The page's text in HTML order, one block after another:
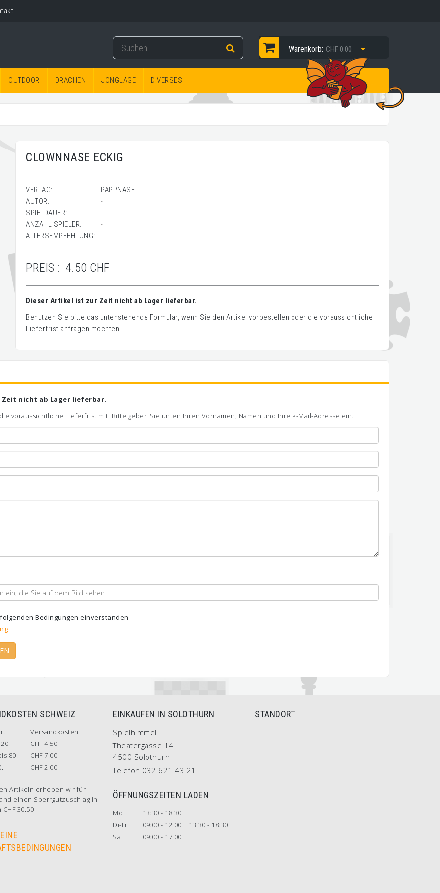
Warenkorb: CHF 0.00
OUTDOOR DRACHEN JONGLAGE DIVERSES
CLOWNNASE ECKIG
VERLAG:
PAPPNASE
AUTOR:
-
SPIELDAUER:
-
ANZAHL SPIELER:
-
ALTERSEMPFEHLUNG:
-
PREIS : 4.50 CHF
Dieser Artikel ist zur Zeit nicht ab Lager lieferbar.
Benutzen Sie bitte das untenstehende Formular, wenn Sie den Artikel vorbestellen oder die voraussichtliche
Lieferfrist anfragen möchten.
nicht ab Lager lieferbar.
voraussichtliche Lieferfrist mit. Bitte geben Sie unten Ihren Vornamen, Namen und Ihre e-Mail-Adresse ein.
Bedingungen einverstanden
SCHWEIZ
Versandkosten
CHF 4.50
80.-
CHF 7.00
CHF 2.00
Artikeln erheben wir für
einen Sperrgutzuschlag in
30.50
EINKAUFEN IN SOLOTHURN
Spielhimmel
Theatergasse 14
4500 Solothurn
Telefon 032 621 43 21
ÖFFNUNGSZEITEN LADEN
Mo
13:30 - 18:30
Di-Fr
09:00 - 12:00 | 13:30 - 18:30
Sa
09:00 - 17:00
STANDORT